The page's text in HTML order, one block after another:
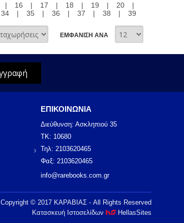
| 16 | 17 | 18 | 19 | 20
|
34 | 35 | 36 | 37 | 38 |
39
ΕΜΦΑΝΙΣΗ ΑΝΑ
ΕΠΙΚΟΙΝΩΝΙΑ
Διεύθυνση: Ασκληπιού 35
ΤΚ: 10680
Τηλ: 2103620465
Φαξ: 2103620465
info@rarebooks.com.gr
Copyright © 2017 ΚΑΡΑΒΙΑΣ - All Rights Reserved
Κατασκευή Ιστοσελίδων
HellasSites